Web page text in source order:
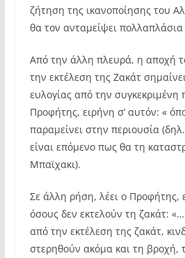
ζήτηση της ικανοποίησης του
θα τον ανταμείψει
Από την άλλη πλευρά, η αποχή
την εκτέλεση της Ζακάτ
ευλογίας από την συγκεκριμένη
Προφήτης, ειρήνη σ’ αυτόν: «
παραμείνει στην περιουσία
είναι επόμενο πως θα τη
Μπαϊχακι).
Σε άλλη ρήση, λέει ο Προφήτης,
όσους δεν εκτελούν τη ζακάτ:
από την εκτέλεση της ζακάτ,
στερηθούν ακόμα και τη βροχή,